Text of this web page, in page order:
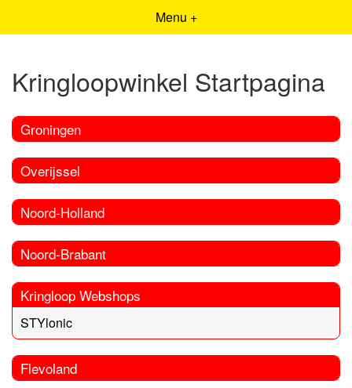
Menu +
Kringloopwinkel Startpagina
Groningen
Overijssel
Noord-Holland
Noord-Brabant
Kringloop Webshops
STYlonic
Flevoland